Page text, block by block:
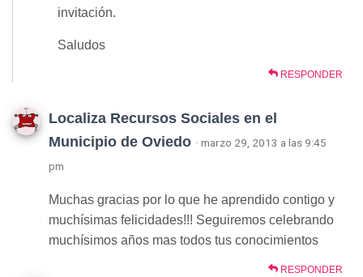
invitación.
Saludos
RESPONDER
Localiza Recursos Sociales en el
Municipio de Oviedo · marzo 29, 2013 a las 9:45
pm
Muchas gracias por lo que he aprendido contigo y
muchísimas felicidades!!! Seguiremos celebrando
muchísimos años mas todos tus conocimientos
RESPONDER